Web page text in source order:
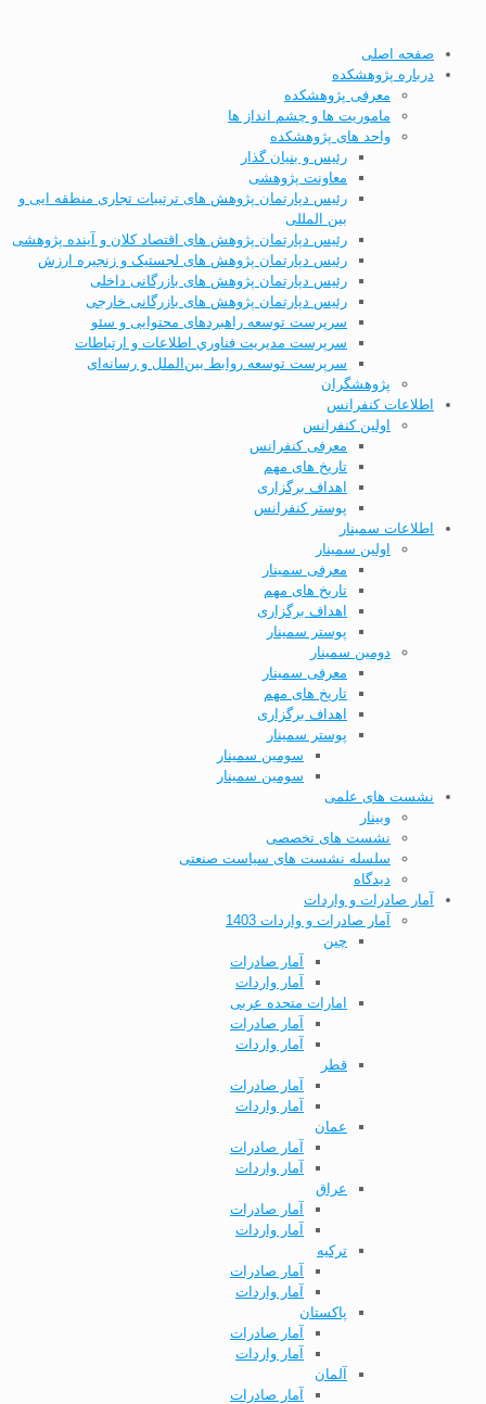
صفحه اصلی
درباره پژوهشکده
معرفی پژوهشکده
ماموریت ها و چشم انداز ها
واحد های پژوهشکده
رئیس و بنیان گذار
معاونت پژوهشی
رئیس دپارتمان پژوهش های ترتیبات تجاری منطقه ایی و
بین المللی
رئیس دپارتمان پژوهش های اقتصاد کلان و آینده پژوهشی
رئیس دپارتمان پژوهش های لجستیک و زنجیره ارزش
رئیس دپارتمان پژوهش های بازرگانی داخلی
رئیس دپارتمان پژوهش های بازرگانی خارجی
سرپرست توسعه راهبردهای محتوایی و سئو
سرپرست مديریت فناوري اطلاعات و ارتباطات
سرپرست توسعه روابط بین‌الملل و رسانه‌ای
پژوهشگران
اطلاعات کنفرانس
اولین کنفرانس
معرفی کنفرانس
تاریخ های مهم
اهداف برگزاری
پوستر کنفرانس
اطلاعات سمینار
اولین سمینار
معرفی سمینار
تاریخ های مهم
اهداف برگزاری
پوستر سمینار
دومین سمینار
معرفی سمینار
تاریخ های مهم
اهداف برگزاری
پوستر سمینار
سومین سمینار
سومین سمینار
نشست های علمی
وبینار
نشست های تخصصی
سلسله نشست های سیاست صنعتی
دیدگاه
آمار صادرات و واردات
آمار صادرات و واردات 1403
چین
آمار صادرات
آمار واردات
امارات متحده عربی
آمار صادرات
آمار واردات
قطر
آمار صادرات
آمار واردات
عمان
آمار صادرات
آمار واردات
عراق
آمار صادرات
آمار واردات
ترکیه
آمار صادرات
آمار واردات
پاکستان
آمار صادرات
آمار واردات
آلمان
آمار صادرات